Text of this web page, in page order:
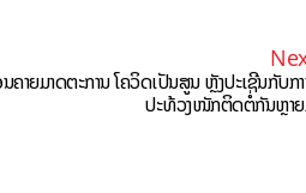
ຄາຍມາດຕະການ ໂຄວິດເປັນສູນ ຫຼັງປະເຊີນກັບກ
ປະທ້ວງໜັກຕິດຕໍ່ກັນຫຼາ